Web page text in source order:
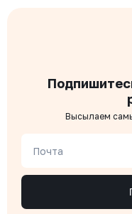
Высылаем
Почта